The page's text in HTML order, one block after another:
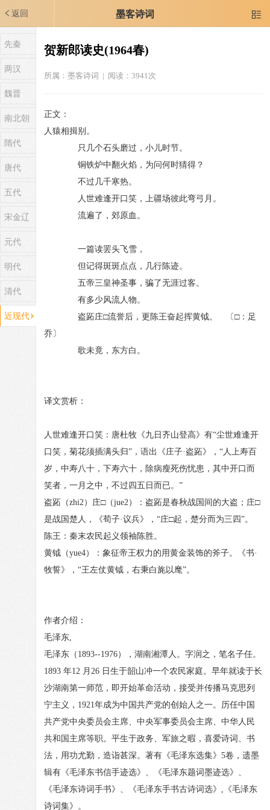
返回 墨客诗词 
先秦
两汉
魏晋
南北朝
隋代
唐代
五代
宋金辽
元代
明代
清代
近现代
贺新郎读史(1964春)
所属： 墨客诗词 | 阅读：3941次
正文：
人猿相揖别。
只几个石头磨过，小儿时节。
铜铁炉中翻火焰，为问何时猜得？
不过几千寒热。
人世难逢开口笑，上疆场彼此弯弓月。
流遍了，郊原血。
一篇读罢头飞雪，
但记得斑斑点点，几行陈迹。
五帝三皇神圣事，骗了无涯过客。
有多少风流人物。
盗跖庄□流誉后，更陈王奋起挥黄钺。 〔□：足
乔〕
歌未竟，东方白。
译文赏析：
人世难逢开口笑：唐杜牧《九日齐山登高》有“尘世难逢开
口笑，菊花须插满头归”，语出《庄子·盗跖》，“人上寿百
岁，中寿八十，下寿六十，除病瘦死伤忧患，其中开口而
笑者，一月之中，不过四五日而已。”
盗跖（zhi2）庄□（jue2）：盗跖是春秋战国间的大盗；庄□
是战国楚人，《荀子·议兵》，“庄□起，楚分而为三四”。
陈王：秦末农民起义领袖陈胜。
黄钺（yue4）：象征帝王权力的用黄金装饰的斧子。《书·
牧誓》，“王左仗黄钺，右秉白旄以麾”。
作者介绍：
毛泽东,
毛泽东（1893--1976），湖南湘潭人。字润之，笔名子任。
1893 年12 月26 日生于韶山冲一个农民家庭。早年就读于长
沙湖南第一师范，即开始革命活动，接受并传播马克思列
宁主义，1921年成为中国共产党的创始人之一。历任中国
共产党中央委员会主席、中央军事委员会主席、中华人民
共和国主席等职。平生于政务、军旅之暇，喜爱诗词、书
法，用功尤勤，造诣甚深。著有《毛泽东选集》5卷，遗墨
辑有《毛泽东书信手迹选》、《毛泽东题词墨迹选》、
《毛泽东诗词手书》、《毛泽东手书古诗词选》,《毛泽东
诗词集》。